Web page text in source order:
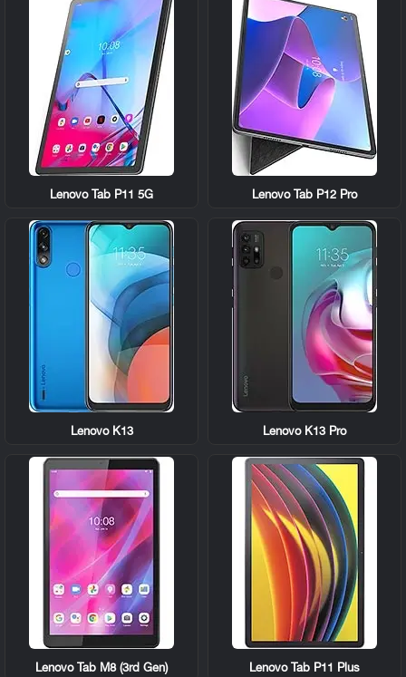
Lenovo Tab P12 Pro
Lenovo Tab P11 5G
Lenovo K13 Pro
Lenovo K13
Lenovo Tab P11 Plus
Lenovo Tab M8 (3rd Gen)